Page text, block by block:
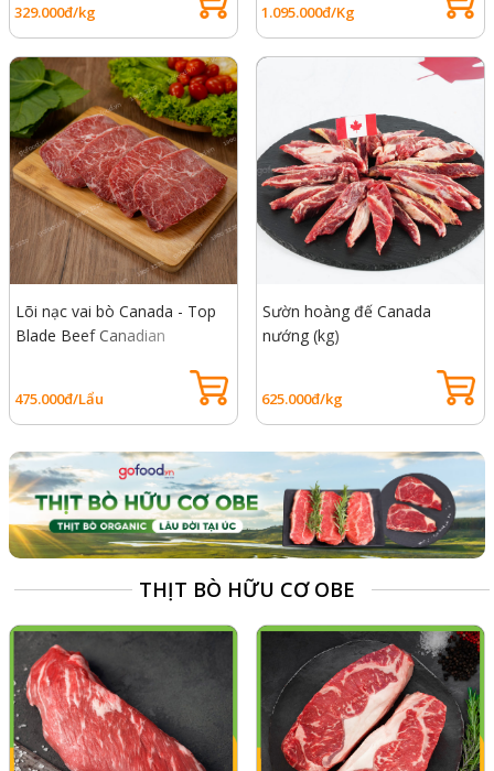
329.000đ/kg 1.095.000đ/Kg
Lõi nạc vai bò Canada - Top
Blade Beef Canadian
475.000đ/Lẩu
Sườn hoàng đế Canada
nướng (kg)
625.000đ/kg
THỊT BÒ HỮU CƠ OBE